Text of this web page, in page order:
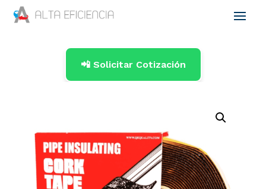
📲 Solicitar Cotización